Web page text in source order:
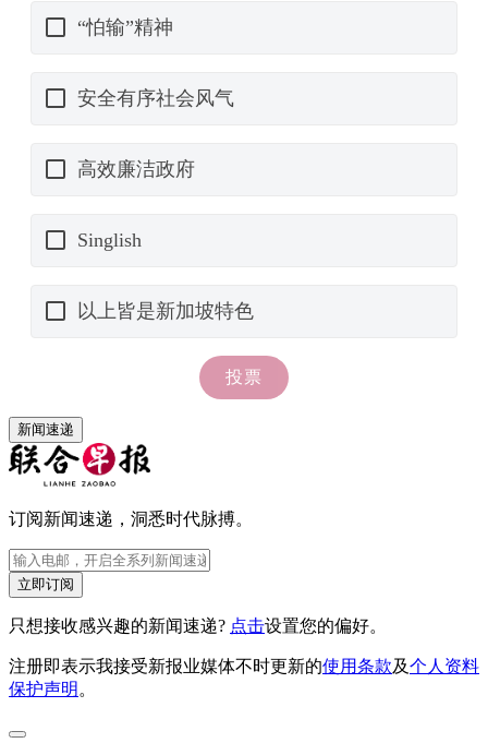
新闻速递
订阅新闻速递，洞悉时代脉搏。
立即订阅
只想接收感兴趣的新闻速递? 点击设置您的偏好。
注册即表示我接受新报业媒体不时更新的使用条款及个人资料
保护声明 。